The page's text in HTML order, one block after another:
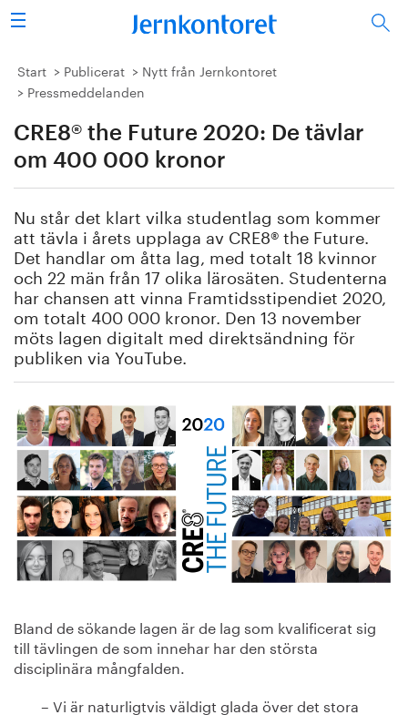
Sök
Stålindustrin
Forskning/utbildning
Energi/miljö
Vi tycker
Publicerat
Bildbank
Om oss
Start Publicerat
Nytt från Jernkontoret
Pressmeddelanden
CRE8® the Future 2020: De tävlar
om 400 000 kronor
Nu står det klart vilka studentlag som kommer
att tävla i årets upplaga av CRE8® the Future.
Det handlar om åtta lag, med totalt 18 kvinnor
och 22 män från 17 olika lärosäten. Studenterna
har chansen att vinna Framtidsstipendiet 2020,
om totalt 400 000 kronor. Den 13 november
möts lagen digitalt med direktsändning för
publiken via YouTube.
Bland de sökande lagen är de lag som kvalificerat sig
till tävlingen de som innehar har den största
disciplinära mångfalden.
– Vi är naturligtvis väldigt glada över det stora